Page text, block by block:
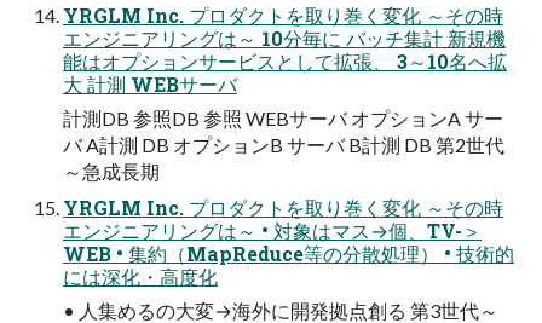
YRGLM Inc. プロダクトを取り巻く変化 ～その時
エンジニアリングは～ 10分毎に バッチ集計 新規機
能はオプションサービスとして拡張、 3～10名へ拡
大 計測 WEBサーバ
計測DB 参照DB 参照 WEBサーバ オプションA サー
バ A計測 DB オプションB サーバ B計測 DB 第2世代
～急成長期
YRGLM Inc. プロダクトを取り巻く変化 ～その時
エンジニアリングは～ • 対象はマス→個、TV-＞
WEB • 集約（MapReduce等の分散処理） • 技術的
には深化・高度化
• 人集めるの大変→海外に開発拠点創る 第3世代～